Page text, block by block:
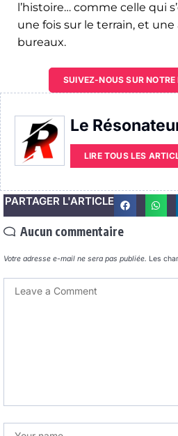
l’histoire… comme celle qui
une fois sur le terrain, et
bureaux.
SUIVEZ-NOUS SUR NOTRE
Le
LIRE TOUS LES
PARTAGER L'ARTICLE
Aucun commentaire
Votre adresse e-mail ne sera pas publiée. Les